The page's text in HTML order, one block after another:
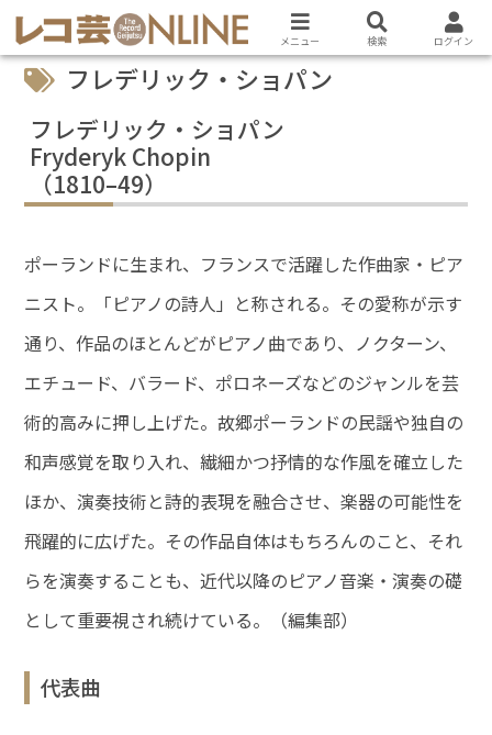
フレデリック・ショパン
フレデリック・ショパン
Fryderyk Chopin
（1810–49）
ポーランドに生まれ、フランスで活躍した作曲家・ピア
ニスト。「ピアノの詩人」と称される。その愛称が示す
通り、作品のほとんどがピアノ曲であり、ノクターン、
エチュード、バラード、ポロネーズなどのジャンルを芸
術的高みに押し上げた。故郷ポーランドの民謡や独自の
和声感覚を取り入れ、繊細かつ抒情的な作風を確立した
ほか、演奏技術と詩的表現を融合させ、楽器の可能性を
飛躍的に広げた。その作品自体はもちろんのこと、それ
らを演奏することも、近代以降のピアノ音楽・演奏の礎
として重要視され続けている。（編集部）
代表曲
メニュー 検索 ログイン